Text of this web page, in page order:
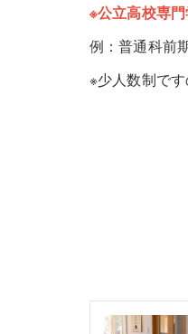
※公立高校専
例：普通科前
※少人数制で